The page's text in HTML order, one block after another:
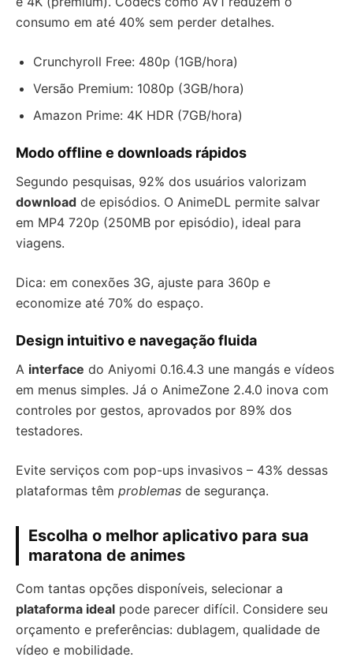
consumo em até 40% sem perder detalhes.
Crunchyroll Free: 480p (1GB/hora)
Versão Premium: 1080p (3GB/hora)
Amazon Prime: 4K HDR (7GB/hora)
Modo offline e downloads rápidos
Segundo pesquisas, 92% dos usuários valorizam
download de episódios. O AnimeDL permite salvar
em MP4 720p (250MB por episódio), ideal para
viagens.
Dica: em conexões 3G, ajuste para 360p e
economize até 70% do espaço.
Design intuitivo e navegação fluida
A interface do Aniyomi 0.16.4.3 une mangás e vídeos
em menus simples. Já o AnimeZone 2.4.0 inova com
controles por gestos, aprovados por 89% dos
testadores.
Evite serviços com pop-ups invasivos – 43% dessas
plataformas têm problemas de segurança.
Escolha o melhor aplicativo para sua
maratona de animes
Com tantas opções disponíveis, selecionar a
plataforma ideal pode parecer difícil. Considere seu
orçamento e preferências: dublagem, qualidade de
vídeo e mobilidade.